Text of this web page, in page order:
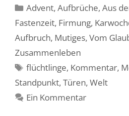
Kategorien
Advent,Aufbrüche,Aus
Fastenzeit, Firmung,
Aufbruch, Mutiges, Vom
Zusammenleben
Schlagwörter
flüchtlinge, Kommentar,
Standpunkt, Türen, Welt
Ein Kommentar